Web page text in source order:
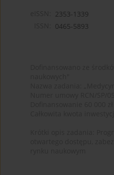
2353-1339
0465-5893